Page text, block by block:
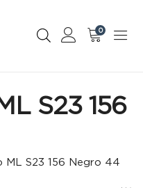
0
S23 156
ML S23 156 Negro 44